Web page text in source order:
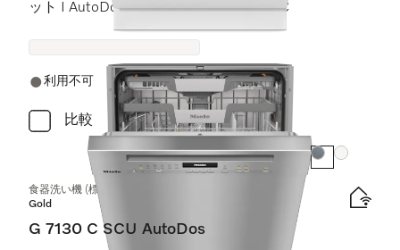
ット I AutoDos I 高温洗浄・すすぎ 75 °C
利用不可
比較
カラー:カラー:
食器洗い機 (標準ドア装備タイプ)
Gold
G 7130 C SCU AutoDos